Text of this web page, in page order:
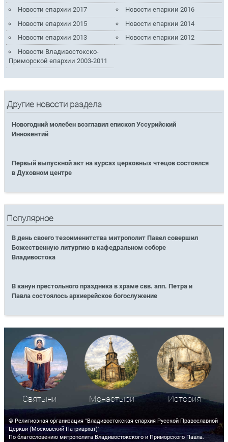
Новости епархии 2017
Новости епархии 2016
Новости епархии 2015
Новости епархии 2014
Новости епархии 2013
Новости епархии 2012
Новости Владивостокско-
Приморской епархии 2003-2011
Другие новости раздела
Новогодний молебен возглавил епископ Уссурийский
Иннокентий
Первый выпускной акт на курсах церковных чтецов состоялся
в Духовном центре
Популярное
В день своего тезоименитства митрополит Павел совершил
Божественную литургию в кафедральном соборе
Владивостока
В канун престольного праздника в храме свв. апп. Петра и
Павла состоялось архиерейское богослужение
Святыни Монастыри История
© Религиозная организация "Владивостокская епархия Русской Православной
Церкви (Московский Патриархат)"
По благословению митрополита Владивостокского и Приморского Павла.